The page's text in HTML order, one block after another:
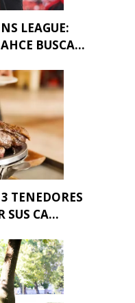
LEAGUE:
BUSCA...
TENEDORES
SUS CA...